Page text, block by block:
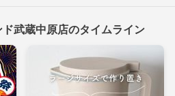
武蔵中原店のタイムライン